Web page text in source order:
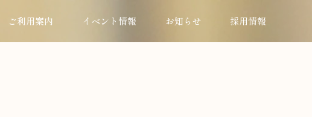
ご利用案内 イベント情報 お知らせ 採用情報